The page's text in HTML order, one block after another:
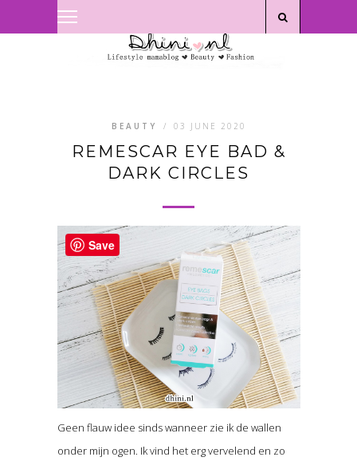
BEAUTY / 03 JUNE 2020
REMESCAR EYE BAD &
DARK CIRCLES
Geen flauw idee sinds wanneer zie ik de wallen
onder mijn ogen. Ik vind het erg vervelend en zo
Save